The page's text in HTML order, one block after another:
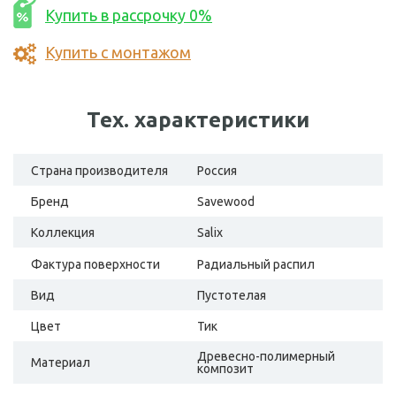
Купить в рассрочку 0%
Купить с монтажом
Тех. характеристики
Страна производителя Россия
Бренд Savewood
Коллекция Salix
Фактура поверхности Радиальный распил
Вид Пустотелая
Цвет Тик
Материал
Древесно-полимерный
композит